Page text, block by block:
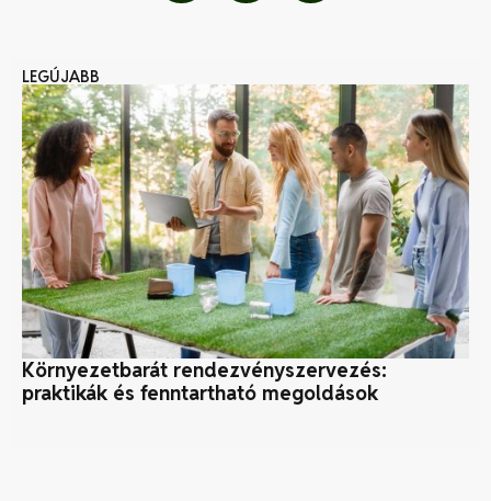
LEGÚJABB
Környezetbarát rendezvényszervezés:
praktikák és fenntartható megoldások